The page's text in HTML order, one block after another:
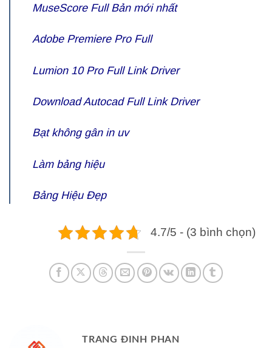
MuseScore Full Bản mới nhất
Adobe Premiere ProFull
Lumion 10 Pro Full Link Driver
Download Autocad Full Link Driver
Bạt không gân in uv
Làm bảng hiệu
Bảng Hiệu Đẹp
4.7/5 - (3 bình chọn)
TRANG ĐINH PHAN